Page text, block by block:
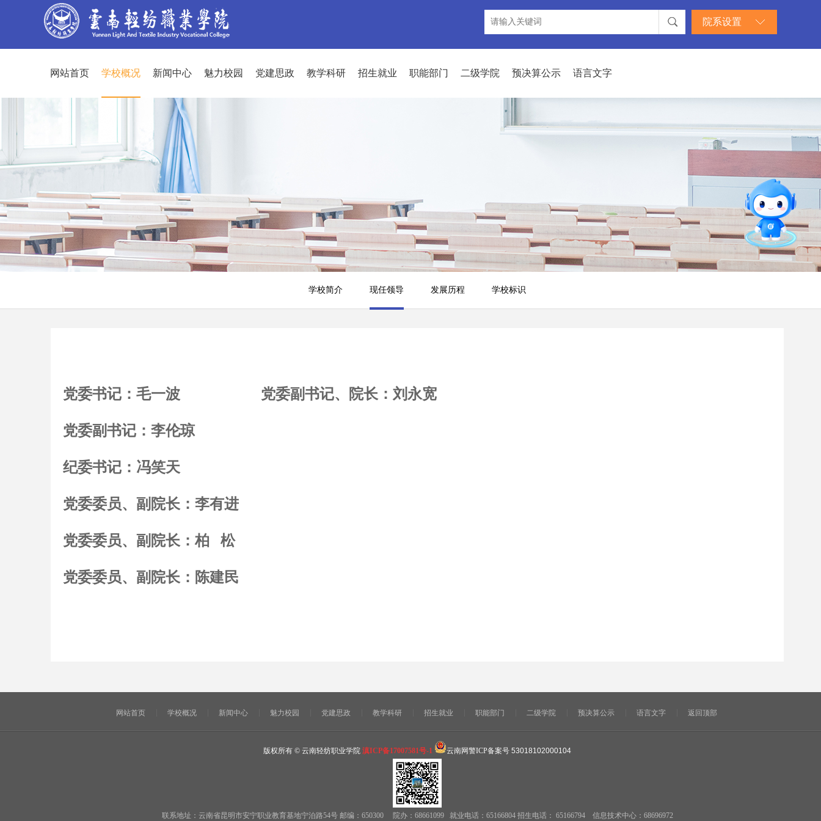
院系设置
网站首页 学校概况 新闻中心 魅力校园 党建思政 教学科研 招生就业 职能部门 二级学院 预决算公示 语言文字
学校简介
现任领导
现任领导 发展历程 学校标识
党委书记：毛一波 党委副书记、院长：刘永宽
党委副书记：李伦琼
纪委书记：冯笑天
党委委员、副院长：李有进
党委委员、副院长：柏 松
党委委员、副院长：陈建民
网站首页 学校概况 新闻中心 魅力校园 党建思政 教学科研 招生就业 职能部门 二级学院 预决算公示 语言文字 返回顶部
版权所有 © 云南轻纺职业学院 滇ICP备17007581号-1 云南网警ICP备案号 53018102000104
联系地址：云南省昆明市安宁职业教育基地宁泊路54号 邮编：650300 院办：68661099 就业电话：65166804 招生电话： 65166794 信息技术中心：68696972
智能问答